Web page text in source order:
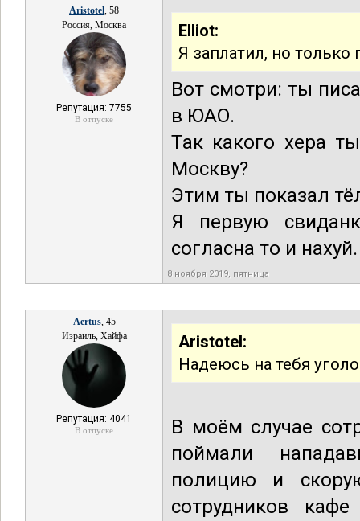
Aristotel, 58
Россия, Москва
Репутация: 7755
В отпуске
Elliot:
Я заплатил, но
Вот смотри: ты
в ЮАО.
Так какого хера
Москву?
Этим ты показал
Я первую
согласна то и нахуй.
8 ноября 2019, пятница
Aertus, 45
Израиль, Хайфа
Репутация: 4041
В отпуске
Aristotel:
Надеюсь на тебя
В моём случае
поймали
полицию и
сотрудников